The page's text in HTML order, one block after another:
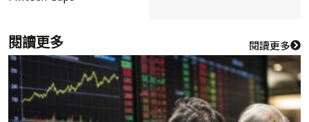
閱讀更多 閱讀更多